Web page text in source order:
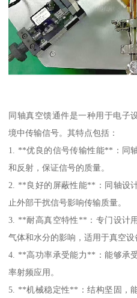
同轴真空馈通件是一种用于电子
境中传输信号。其特点包括：
1. **优良的信号传输性能**：同
和反射，保证信号的质量。
2. **良好的屏蔽性能**：同轴设
止外部干扰信号影响传输质量。
3. **耐高真空特性**：专门设计
气体和水分的影响，适用于真空设
4. **高功率承受能力**：能够承
率射频应用。
5. **机械稳定性**：结构坚固，